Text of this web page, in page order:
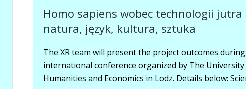
Homo sapiens wobec technologii jutra
natura, język, kultura, sztuka
The XR team will present the project outcomes
international conference organized by The
Humanities and Economics in Lodz. Details below: